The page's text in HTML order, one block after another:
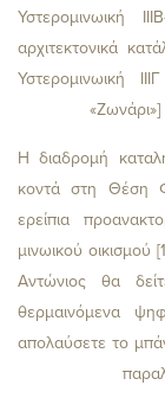
Υστερομινωική
αρχιτεκτονικά
Υστερομινωική
«Ζωνάρι»]
Η διαδρομή
κοντά στη Θέση
ερείπια
μινωικού
Αντώνιος θα
θερμαινόμενα
απολαύσετε το